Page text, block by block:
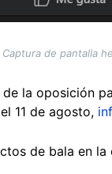
Captura de pantalla
la oposición
11 de agosto,
de bala en